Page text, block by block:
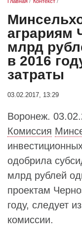
аграриям
млрд
в 2016
затраты
03.02.2017, 13:29
Воронеж.
Комиссия
одобрила
млрд рублей
проектам
году, следует
комиссии.